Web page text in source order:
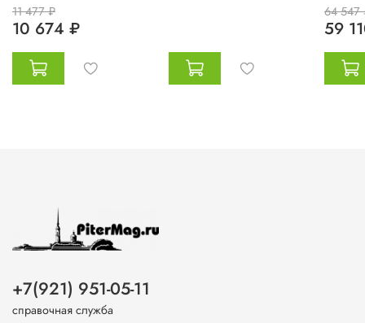
11 477 ₽
10 674 ₽
64 547
59
+7(921) 951-05-11
справочная служба